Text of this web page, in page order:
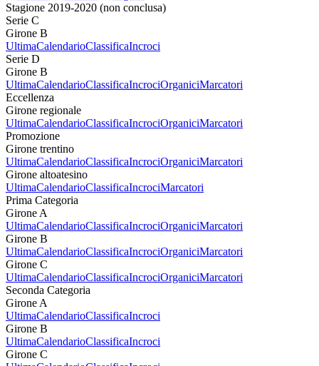
Stagione 2019-2020 (non conclusa)
Serie C
Girone B
UltimaCalendarioClassificaIncroci
Serie D
Girone B
UltimaCalendarioClassificaIncrociOrganiciMarcatori
Eccellenza
Girone regionale
UltimaCalendarioClassificaIncrociOrganiciMarcatori
Promozione
Girone trentino
UltimaCalendarioClassificaIncrociOrganiciMarcatori
Girone altoatesino
UltimaCalendarioClassificaIncrociMarcatori
Prima Categoria
Girone A
UltimaCalendarioClassificaIncrociOrganiciMarcatori
Girone B
UltimaCalendarioClassificaIncrociOrganiciMarcatori
Girone C
UltimaCalendarioClassificaIncrociOrganiciMarcatori
Seconda Categoria
Girone A
UltimaCalendarioClassificaIncroci
Girone B
UltimaCalendarioClassificaIncroci
Girone C